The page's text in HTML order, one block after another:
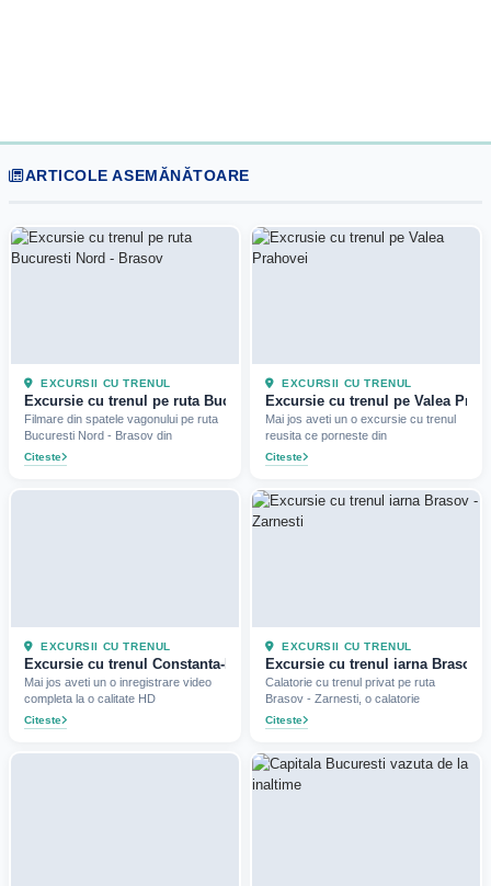
ARTICOLE ASEMĂNĂTOARE
EXCURSII CU TRENUL
Excursie cu trenul pe ruta Bucuresti Nord - Brasov (2021)
Filmare din spatele vagonului pe ruta
Bucuresti Nord - Brasov din
Citeste
EXCURSII CU TRENUL
Excursie cu trenul pe Valea
Mai jos aveti un o excursie cu trenul
reusita ce porneste din
Citeste
EXCURSII CU TRENUL
Excursie cu trenul Constanta-Mangalia (Video) (2016)
Mai jos aveti un o inregistrare video
completa la o calitate HD
Citeste
EXCURSII CU TRENUL
Excursie cu trenul iarna Brasov
Calatorie cu trenul privat pe ruta
Brasov - Zarnesti, o calatorie
Citeste